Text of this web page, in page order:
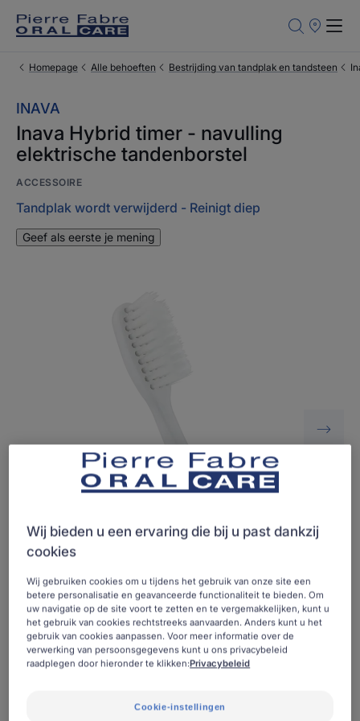
Homepage Alle behoeften Bestrijding van tandplak en tandsteen
INAVA
Inava Hybrid timer - navulling
elektrische tandenborstel
ACCESSOIRE
Tandplak wordt verwijderd - Reinigt diep
Geef als eerste je mening
Navulling voor Inava Hybrid timer elektrische
tandenborstel, te ontsmetten in de magnetron -
Verkrijgbaar in drie maten.
Borstelharen van hoge kwaliteit, geschikt voor gevoelig
Wij bieden u een ervaring die bij u past dankzij
cookies
Wij gebruiken cookies om u tijdens het gebruik van onze site een
betere personalisatie en geavanceerde functionaliteit te bieden. Om
uw navigatie op de site voort te zetten en te vergemakkelijken, kunt u
het gebruik van cookies rechtstreeks aanvaarden. Anders kunt u het
gebruik van cookies aanpassen. Voor meer informatie over de
verwerking van persoonsgegevens kunt u ons privacybeleid
raadplegen door hieronder te klikken:Privacybeleid
Cookie-instellingen